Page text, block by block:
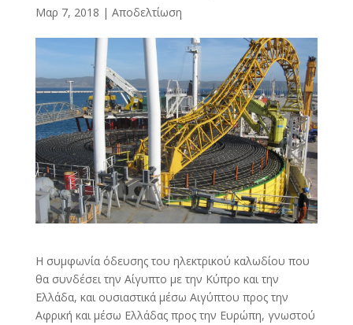
Μαρ 7, 2018 | Αποδελτίωση
H συμφωνία όδευσης του ηλεκτρικού καλωδίου που
θα συνδέσει την Αίγυπτο με την Κύπρο και την
Ελλάδα, και ουσιαστικά μέσω Αιγύπτου προς την
Αφρική και μέσω Ελλάδας προς την Ευρώπη, γνωστού